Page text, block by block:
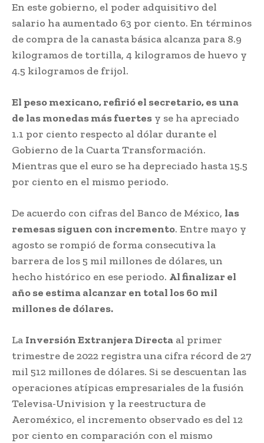
En este gobierno, el poder adquisitivo del
salario ha aumentado 63 por ciento. En términos
de compra de la canasta básica alcanza para 8.9
kilogramos de tortilla, 4 kilogramos de huevo y
4.5 kilogramos de frijol.
El peso mexicano, refirió el secretario, es una
de las monedas más fuertes y se ha apreciado
1.1 por ciento respecto al dólar durante el
Gobierno de la Cuarta Transformación.
Mientras que el euro se ha depreciado hasta 15.5
por ciento en el mismo periodo.
De acuerdo con cifras del Banco de México, las
remesas siguen con incremento. Entre mayo y
agosto se rompió de forma consecutiva la
barrera de los 5 mil millones de dólares, un
hecho histórico en ese periodo. Al finalizar el
año se estima alcanzar en total los 60 mil
millones de dólares.
La Inversión Extranjera Directa al primer
trimestre de 2022 registra una cifra récord de 27
mil 512 millones de dólares. Si se descuentan las
operaciones atípicas empresariales de la fusión
Televisa-Univision y la reestructura de
Aeroméxico, el incremento observado es del 12
por ciento en comparación con el mismo